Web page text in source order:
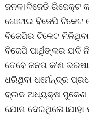
ଜନକ।ବିଜେଡି ରିଜେକ୍ଟ
ଗୋଟାଇ ବିଜେପି ଟିକେଟ
ବିଜେପିର ଟିକେଟ
ବିଜେପି ପାର୍ଥିଙ୍କର ଯଦି
ତେବେ ଜନତା କ’ଣ
ଧରିଥିବା ଧର୍ମେନ୍ଦ୍ର
ବ୍ଲକ ଅଧ୍ୟକ୍ଷ ମୁକେଶ
ଯୋଗ